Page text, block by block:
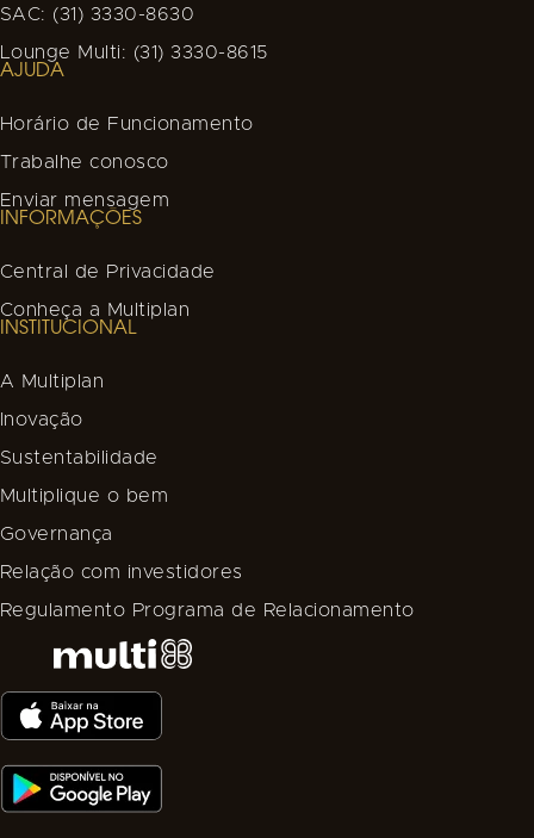
SAC: (31) 3330-8630
Lounge Multi: (31) 3330-8615
AJUDA
Horário de Funcionamento
Trabalhe conosco
Enviar mensagem
INFORMAÇÕES
Central de Privacidade
Conheça a Multiplan
INSTITUCIONAL
A Multiplan
Inovação
Sustentabilidade
Multiplique o bem
Governança
Relação com investidores
Regulamento Programa de Relacionamento